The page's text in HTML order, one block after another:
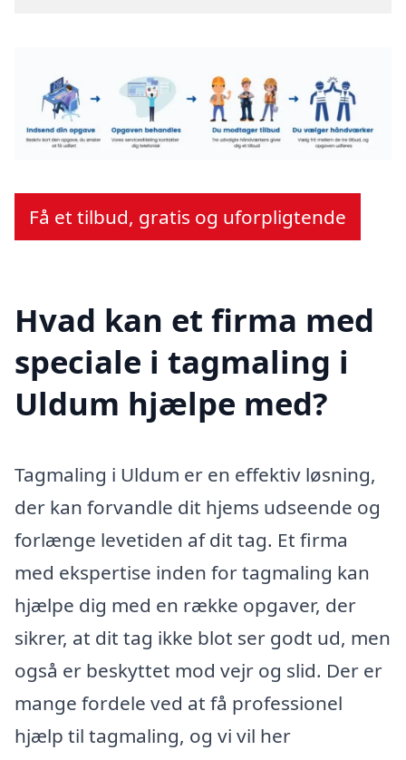
Få et tilbud, gratis og uforpligtende
Hvad kan et firma med
speciale i tagmaling i
Uldum hjælpe med?
Tagmaling i Uldum er en effektiv løsning,
der kan forvandle dit hjems udseende og
forlænge levetiden af dit tag. Et firma
med ekspertise inden for tagmaling kan
hjælpe dig med en række opgaver, der
sikrer, at dit tag ikke blot ser godt ud, men
også er beskyttet mod vejr og slid. Der er
mange fordele ved at få professionel
hjælp til tagmaling, og vi vil her